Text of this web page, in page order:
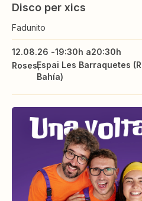
Disco per xics
Fadunito
12.08.26 -19:30h a20:30h
RosesEspai Les Barraquetes
Bahía)